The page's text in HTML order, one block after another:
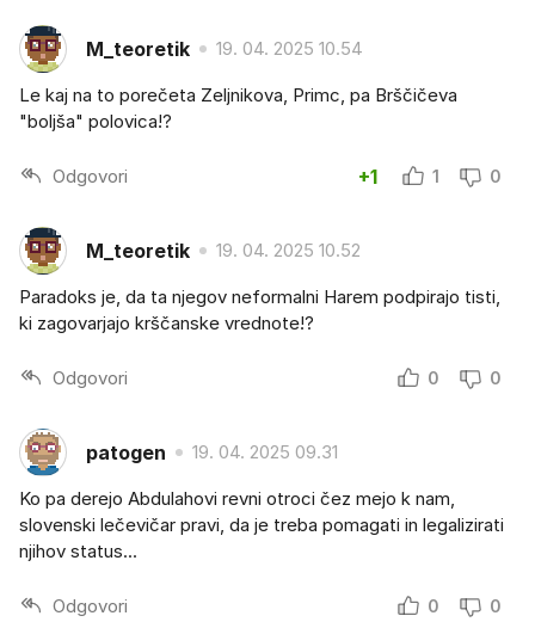
M_teoretik 19. 04. 2025 10.54
Le kaj na to porečeta Zeljnikova, Primc, pa Brščičeva
"boljša" polovica!?
Odgovori +1 1 0
M_teoretik 19. 04. 2025 10.52
Paradoks je, da ta njegov neformalni Harem podpirajo tisti,
ki zagovarjajo krščanske vrednote!?
Odgovori 0 0
patogen 19. 04. 2025 09.31
Ko pa derejo Abdulahovi revni otroci čez mejo k nam,
slovenski lečevičar pravi, da je treba pomagati in legalizirati
njihov status...
Odgovori 0 0